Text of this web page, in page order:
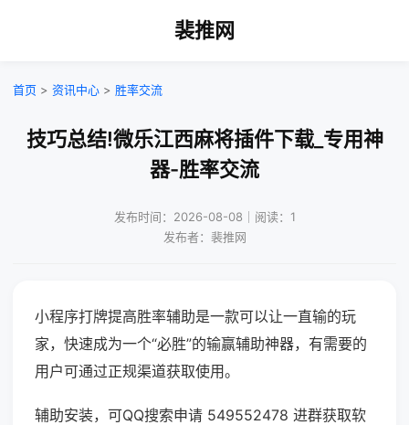
裴推网
首页 > 资讯中心 > 胜率交流
技巧总结!微乐江西麻将插件下载_专用神
器-胜率交流
发布时间：2026-08-08｜阅读：1
发布者：裴推网
小程序打牌提高胜率辅助是一款可以让一直输的玩
家，快速成为一个“必胜”的输赢辅助神器，有需要的
用户可通过正规渠道获取使用。
辅助安装，可QQ搜索申请 549552478 进群获取软